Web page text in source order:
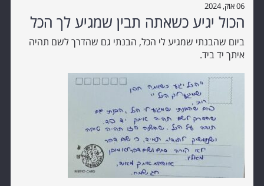
06 אוק, 2024
הכול יגיע כשאתה תבין שמגיע לך הכל
ביום שהבנתי שמגיע לי הכל, הבנתי גם שהדרך לשם תהיה
איתך יד ביד.